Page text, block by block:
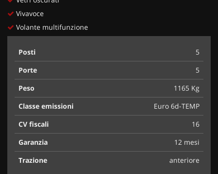
Vivavoce
Volante multifunzione
Posti
5
Porte
5
Peso
1165 Kg
Classe emissioni
Euro 6d-TEMP
CV fiscali
16
Garanzia
12 mesi
Trazione
anteriore